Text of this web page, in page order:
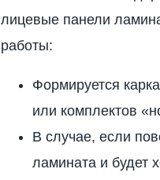
лицевые панели
работы:
Формируется
или комплектов
В случае, если
ламината и будет